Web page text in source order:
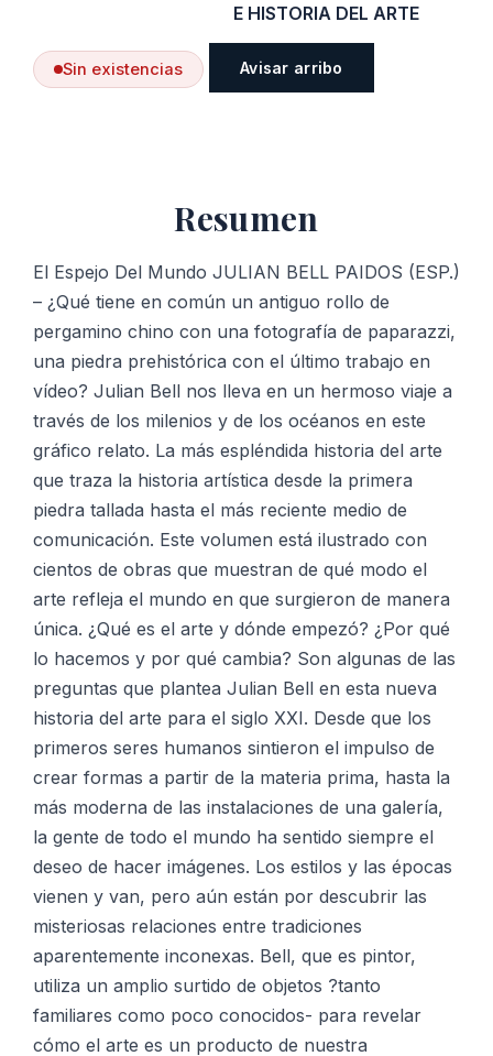
E HISTORIA DEL ARTE
Sin existencias Avisar arribo
Resumen
El Espejo Del Mundo JULIAN BELL PAIDOS (ESP.)
– ¿Qué tiene en común un antiguo rollo de
pergamino chino con una fotografía de paparazzi,
una piedra prehistórica con el último trabajo en
vídeo? Julian Bell nos lleva en un hermoso viaje a
través de los milenios y de los océanos en este
gráfico relato. La más espléndida historia del arte
que traza la historia artística desde la primera
piedra tallada hasta el más reciente medio de
comunicación. Este volumen está ilustrado con
cientos de obras que muestran de qué modo el
arte refleja el mundo en que surgieron de manera
única. ¿Qué es el arte y dónde empezó? ¿Por qué
lo hacemos y por qué cambia? Son algunas de las
preguntas que plantea Julian Bell en esta nueva
historia del arte para el siglo XXI. Desde que los
primeros seres humanos sintieron el impulso de
crear formas a partir de la materia prima, hasta la
más moderna de las instalaciones de una galería,
la gente de todo el mundo ha sentido siempre el
deseo de hacer imágenes. Los estilos y las épocas
vienen y van, pero aún están por descubrir las
misteriosas relaciones entre tradiciones
aparentemente inconexas. Bell, que es pintor,
utiliza un amplio surtido de objetos ?tanto
familiares como poco conocidos- para revelar
cómo el arte es un producto de nuestra